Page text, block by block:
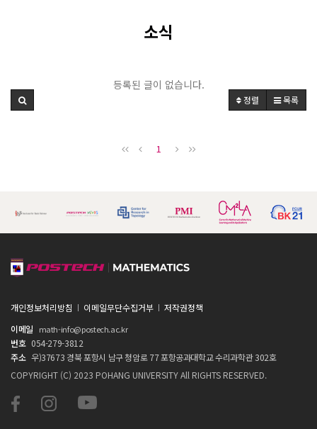
소식
등록된 글이 없습니다.
정렬 목록
1
개인정보처리방침 이메일무단수집거부
저작권정책
이메일
math-info@postech.ac.kr
번호 054-279-3812
주소 우)37673 경북 포항시 남구 청암로 77 포항공과대학교 수리과학관 302호
COPYRIGHT (C) 2023 POHANG UNIVERSITY All RIGHTS RESERVED.